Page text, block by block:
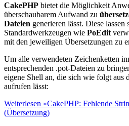
CakePHP bietet die Möglichkeit
überschaubarem Aufwand zu
Dateien generieren lässt. Diese lassen
Standardwerkzeugen wie PoEdit
mit den jeweiligen Übersetzungen zu
Um alle verwendeten Zeichenketten
entsprechenden .pot-Dateien zu
eigene Shell an, die sich wie folgt aus
aufrufen lässt:
Weiterlesen »CakePHP: Fehlende
(Übersetzung)